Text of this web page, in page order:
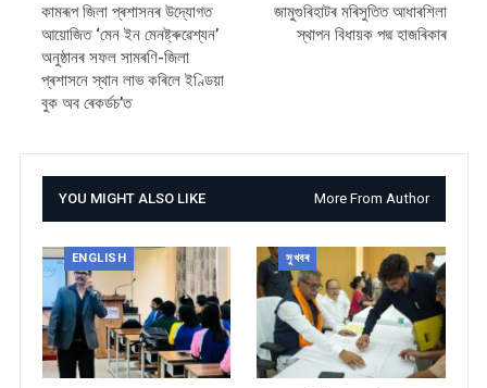
কামৰূপ জিলা প্ৰশাসনৰ উদ্যোগত
আয়োজিত ‘মেন ইন মেনষ্ট্ৰুৱেশ্যন’
অনুষ্ঠানৰ সফল সামৰণি-জিলা
প্ৰশাসনে স্থান লাভ কৰিলে ইণ্ডিয়া
বুক অব ৰেকৰ্ডচ’ত
জামুগুৰিহাটৰ মৰিসুতিত আধাৰশিলা
স্থাপন বিধায়ক পদ্ম হাজৰিকাৰ
YOU MIGHT ALSO LIKE More From Author
ENGLISH সুখবৰ